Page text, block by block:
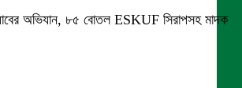
অভিযান, ৮৫ বোতল ESKUF সিরাপসহ মাদক